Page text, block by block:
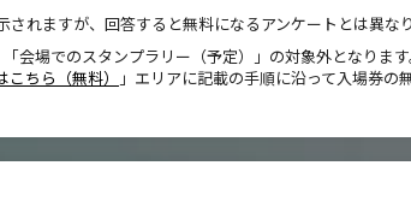
れますが、回答すると無料になるアンケートとは異な
会場でのスタンプラリー（予定）」の対象外となります
ちら（無料） 」エリアに記載の手順に沿って入場券の